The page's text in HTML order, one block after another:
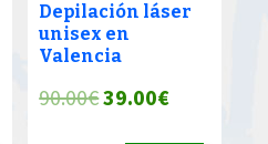
Depilación láser
unisex en
Valencia
90.00€El
39.00€El